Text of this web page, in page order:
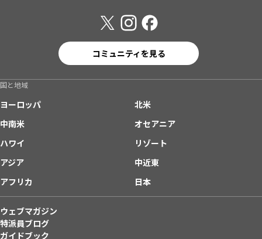
コミュニティを見る
国と地域
ヨーロッパ
北米
中南米
オセアニア
ハワイ
リゾート
アジア
中近東
アフリカ
日本
ウェブマガジン
特派員ブログ
ガイドブック